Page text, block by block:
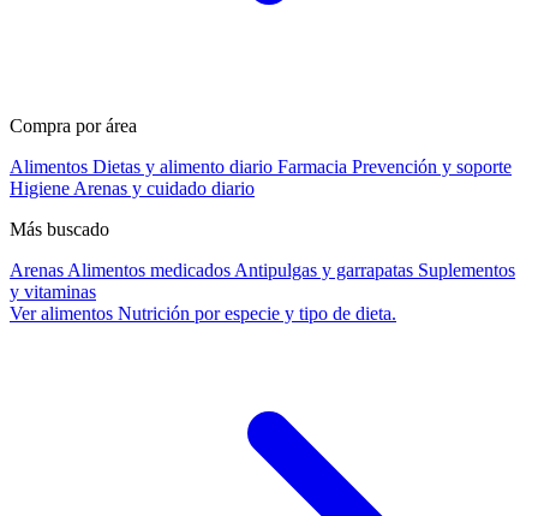
Compra por área
Alimentos Dietas y alimento diario Farmacia Prevención y soporte
Higiene Arenas y cuidado diario
Más buscado
Arenas Alimentos medicados Antipulgas y garrapatas Suplementos
y vitaminas
Ver alimentos Nutrición por especie y tipo de dieta.